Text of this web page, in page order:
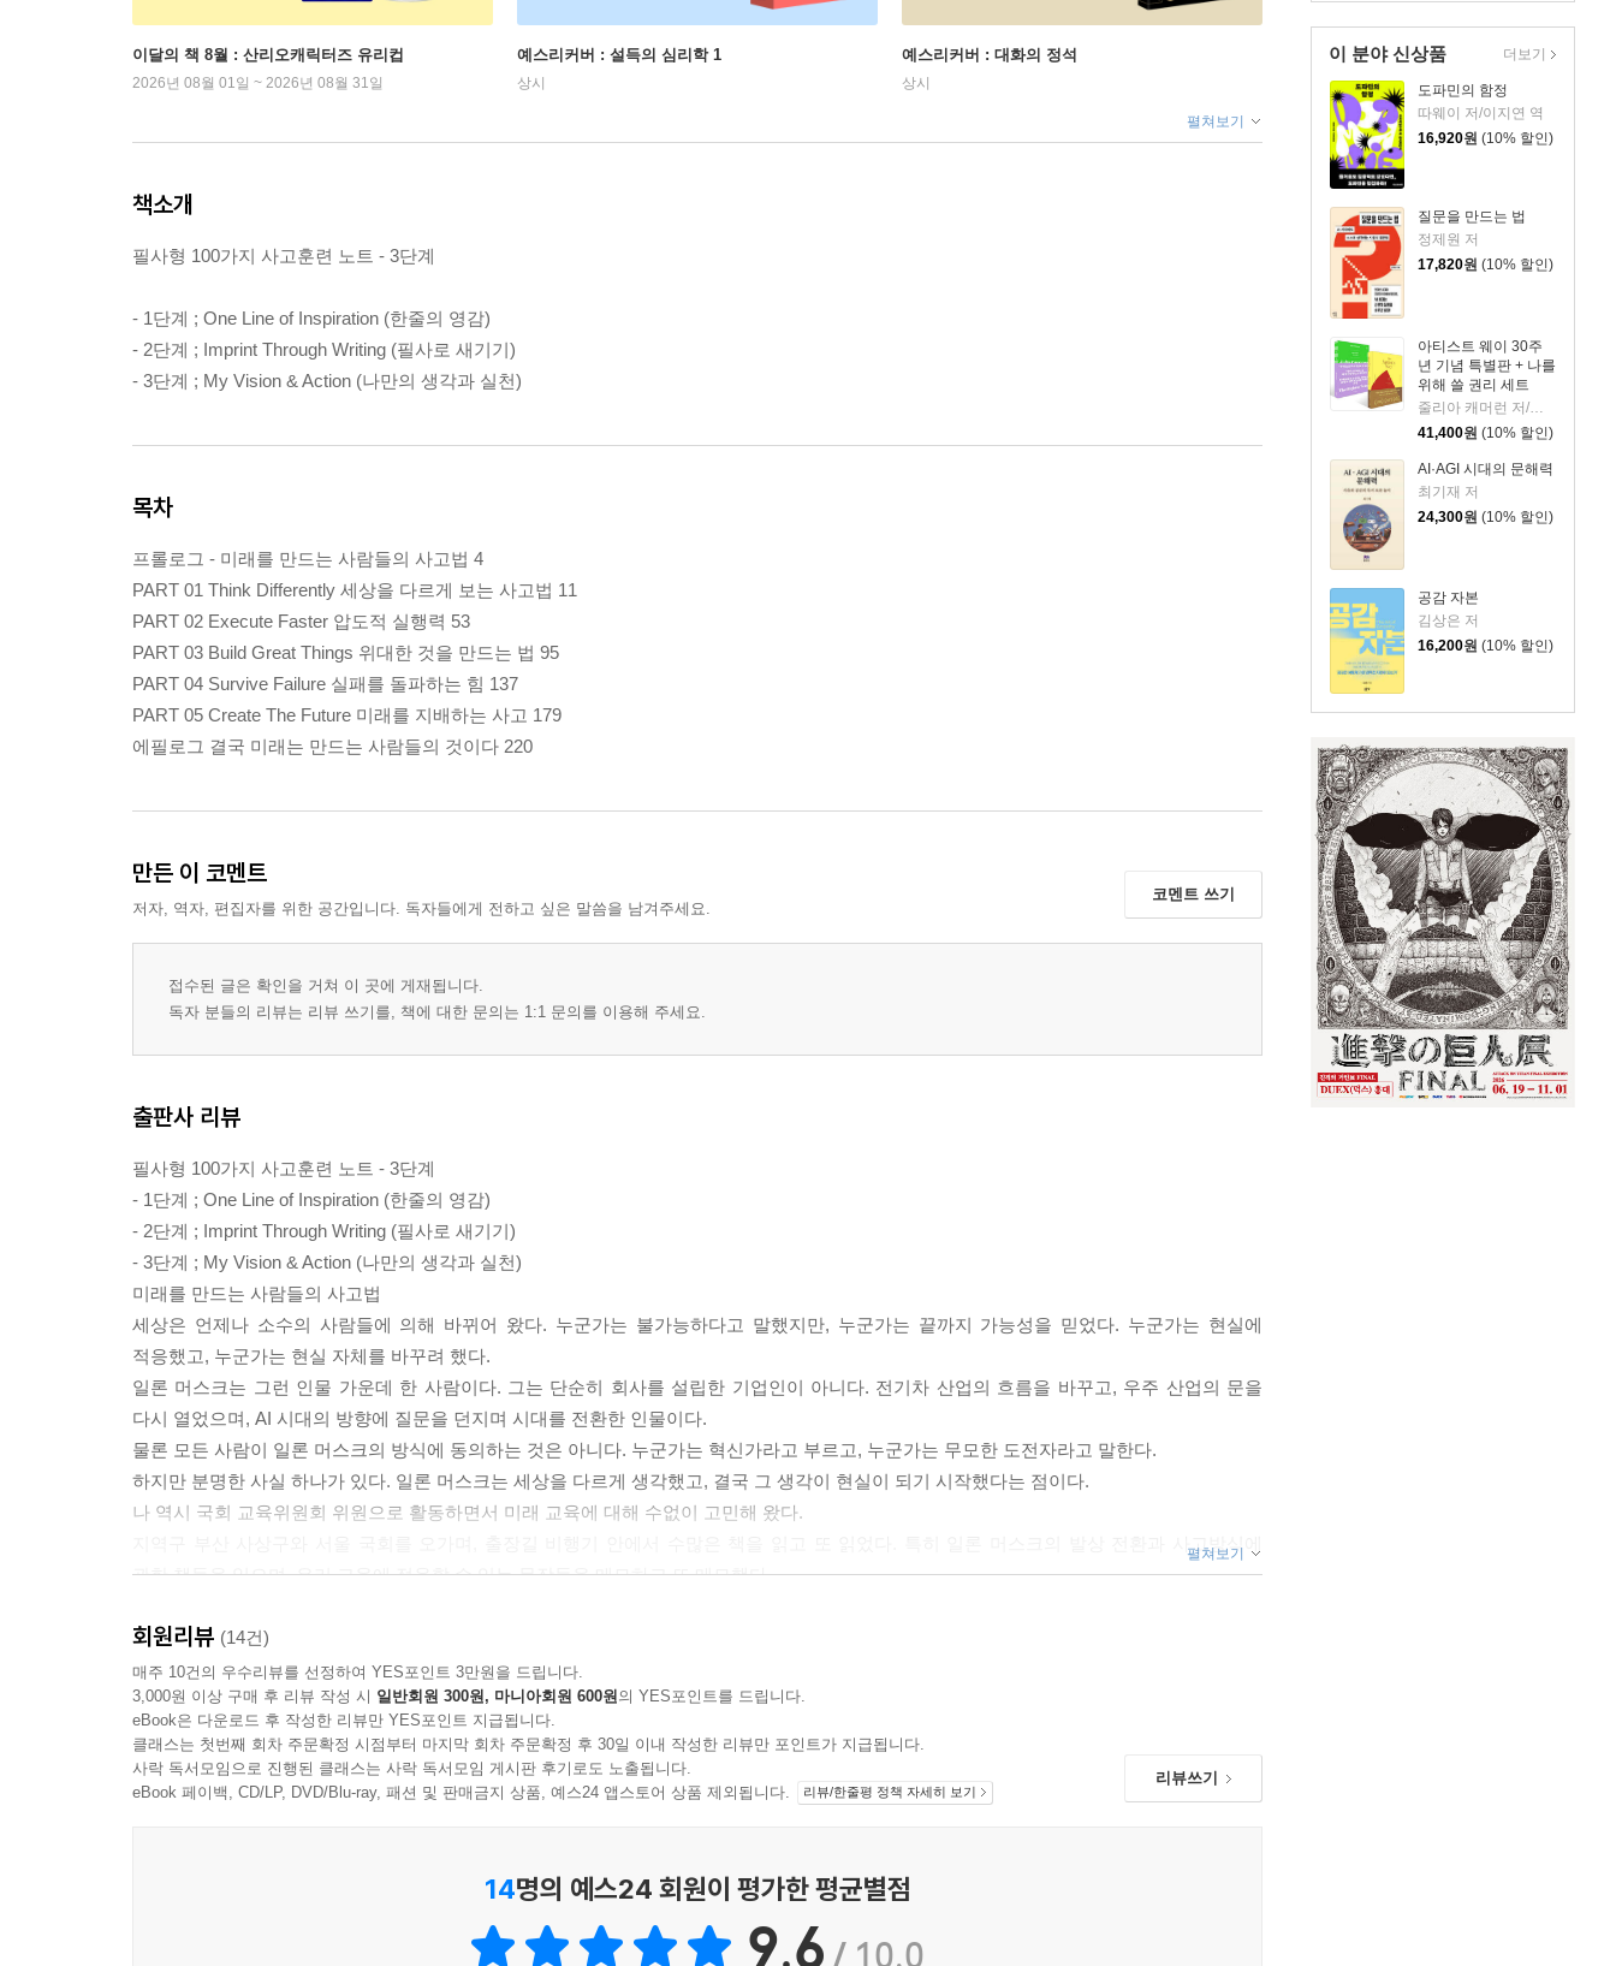
이 분야 신상품
도파민의 함정
따웨이 저/이지연 역
16,920원 (10% 할인)
질문을 만드는 법
정제원 저
17,820원 (10% 할인)
아티스트 웨이 30주
년 기념 특별판 + 나를
위해 쓸 권리 세트
41,400원 (10% 할인)
AI·AGI 시대의 문해력
최기재 저
24,300원 (10% 할인)
공감 자본
김상은 저
16,200원 (10% 할인)
더보기
이달의 책 8월 : 산리오캐릭터즈 유리컵
2026년 08월 01일 ~ 2026년 08월 31일
예스리커버 : 설득의 심리학 1
상시
예스리커버 : 대화의 정석
상시
펼쳐보기
책소개
필사형 100가지 사고훈련 노트 - 3단계
- 1단계 ; One Line of Inspiration (한줄의 영감)
- 2단계 ; Imprint Through Writing (필사로 새기기)
- 3단계 ; My Vision & Action (나만의 생각과 실천)
목차
프롤로그 - 미래를 만드는 사람들의 사고법 4
PART 01 Think Differently 세상을 다르게 보는 사고법 11
PART 02 Execute Faster 압도적 실행력 53
PART 03 Build Great Things 위대한 것을 만드는 법 95
PART 04 Survive Failure 실패를 돌파하는 힘 137
PART 05 Create The Future 미래를 지배하는 사고 179
에필로그 결국 미래는 만드는 사람들의 것이다 220
만든 이 코멘트
저자, 역자, 편집자를 위한 공간입니다. 독자들에게 전하고 싶은 말씀을 남겨주세요.
코멘트 쓰기
접수된 글은 확인을 거쳐 이 곳에 게재됩니다.
독자 분들의 리뷰는 리뷰 쓰기를, 책에 대한 문의는 1:1 문의를 이용해 주세요.
출판사 리뷰
필사형 100가지 사고훈련 노트 - 3단계
- 1단계 ; One Line of Inspiration (한줄의 영감)
- 2단계 ; Imprint Through Writing (필사로 새기기)
- 3단계 ; My Vision & Action (나만의 생각과 실천)
미래를 만드는 사람들의 사고법
세상은 언제나 소수의 사람들에 의해 바뀌어 왔다. 누군가는 불가능하다고 말했지만, 누군가는 끝까지 가능성을 믿었다. 누군가는 현실에
적응했고, 누군가는 현실 자체를 바꾸려 했다.
일론 머스크는 그런 인물 가운데 한 사람이다. 그는 단순히 회사를 설립한 기업인이 아니다. 전기차 산업의 흐름을 바꾸고, 우주 산업의 문을
다시 열었으며, AI 시대의 방향에 질문을 던지며 시대를 전환한 인물이다.
물론 모든 사람이 일론 머스크의 방식에 동의하는 것은 아니다. 누군가는 혁신가라고 부르고, 누군가는 무모한 도전자라고 말한다.
하지만 분명한 사실 하나가 있다. 일론 머스크는 세상을 다르게 생각했고, 결국 그 생각이 현실이 되기 시작했다는 점이다.
나 역시 국회 교육위원회 위원으로 활동하면서 미래 교육에 대해 수없이 고민해 왔다.
지역구 부산 사상구와 서울 국회를 오가며, 출장길 비행기 안에서 수많은 책을 읽고 또 읽었다. 특히 일론 머스크의 발상 전환과 사고방식에
관한 책들을 읽으며, 우리 교육에 적용할 수 있는 문장들을 메모하고 또 메모했다.
많은 나라가 독립했지만, 산업화와 민주화를 동시에 이루며 선진국의 문턱을 넘어선 나라는 많지 않다. 그 어려운 길을 대한민국은 해냈다.
그 힘은 어디에서 나왔을까. 나는 교육에서 나왔다고 믿는다. 가난 속에서도 자녀 교육만큼은 포기하지 않았던 부모 세대의 헌신, 폐허 위에서도
학교를 세우고 미래를 준비했던 국민의 의지, 배움을 통해 나라를 일으켜 세우겠다는 뜨거운 열망이 오늘의 대한민국을 만들었다.
하지만 이제 시대는 달라지고 있다. AI는 인간의 삶과 산업 구조를 근본적으로 바꾸고 있다.
지식은 넘쳐나고, 하나의 정답은 빠르게 사라지고 있다. 기존의 암기 중심 교육과 획일화된 경쟁만으로는 새로운 시대를 준비하기 어려워지고
있다.
것인가. 그 힘을 길러주는 교육이 필요하다. 발상의 전환이다.
책도 아니다. 어떻게 생각해야 하는가, 어떻게 질문해야 하는가, 어떻게 미래를 바라봐야 하는가에 대한 작은 사고 훈련 노트에 가깝다.
펼쳐보기
회원리뷰 (14건)
매주 10건의 우수리뷰를 선정하여 YES포인트 3만원을 드립니다.
3,000원 이상 구매 후 리뷰 작성 시 일반회원 300원, 마니아회원 600원의 YES포인트를 드립니다.
eBook은 다운로드 후 작성한 리뷰만 YES포인트 지급됩니다.
클래스는 첫번째 회차 주문확정 시점부터 마지막 회차 주문확정 후 30일 이내 작성한 리뷰만 포인트가 지급됩니다.
사락 독서모임으로 진행된 클래스는 사락 독서모임 게시판 후기로도 노출됩니다.
eBook 페이백, CD/LP, DVD/Blu-ray, 패션 및 판매금지 상품, 예스24 앱스토어 상품 제외됩니다.
리뷰/한줄평 정책 자세히 보기
리뷰쓰기
14명의 예스24 회원이 평가한 평균별점
9.6 / 10.0